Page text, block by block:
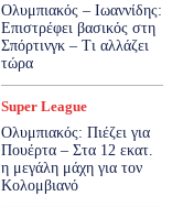
Ολυμπιακός – Ιωαννίδης:
Επιστρέφει βασικός στη
Σπόρτινγκ – Τι αλλάζει
τώρα
Super League
Ολυμπιακός: Πιέζει για
Πουέρτα – Στα 12 εκατ.
η μεγάλη μάχη για τον
Κολομβιανό